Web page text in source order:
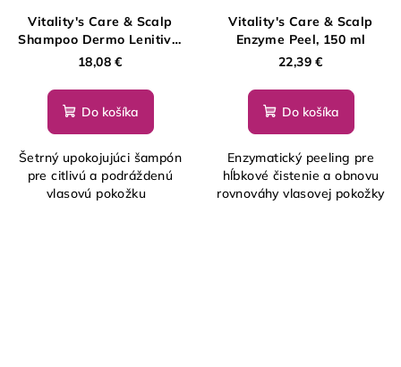
Vitality's Care & Scalp
Shampoo Dermo Lenitivo,
250 ml
18,08 €
Do košíka
Šetrný upokojujúci šampón
pre citlivú a podráždenú
vlasovú pokožku
Vitality's Care & Scalp
Enzyme Peel, 150 ml
22,39 €
Do košíka
Enzymatický peeling pre
hĺbkové čistenie a obnovu
rovnováhy vlasovej pokožky